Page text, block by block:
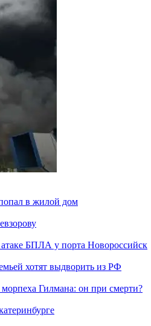
в жилой дом
БПЛА у порта Новороссийск
хотят выдворить из РФ
Гилмана: он при смерти?